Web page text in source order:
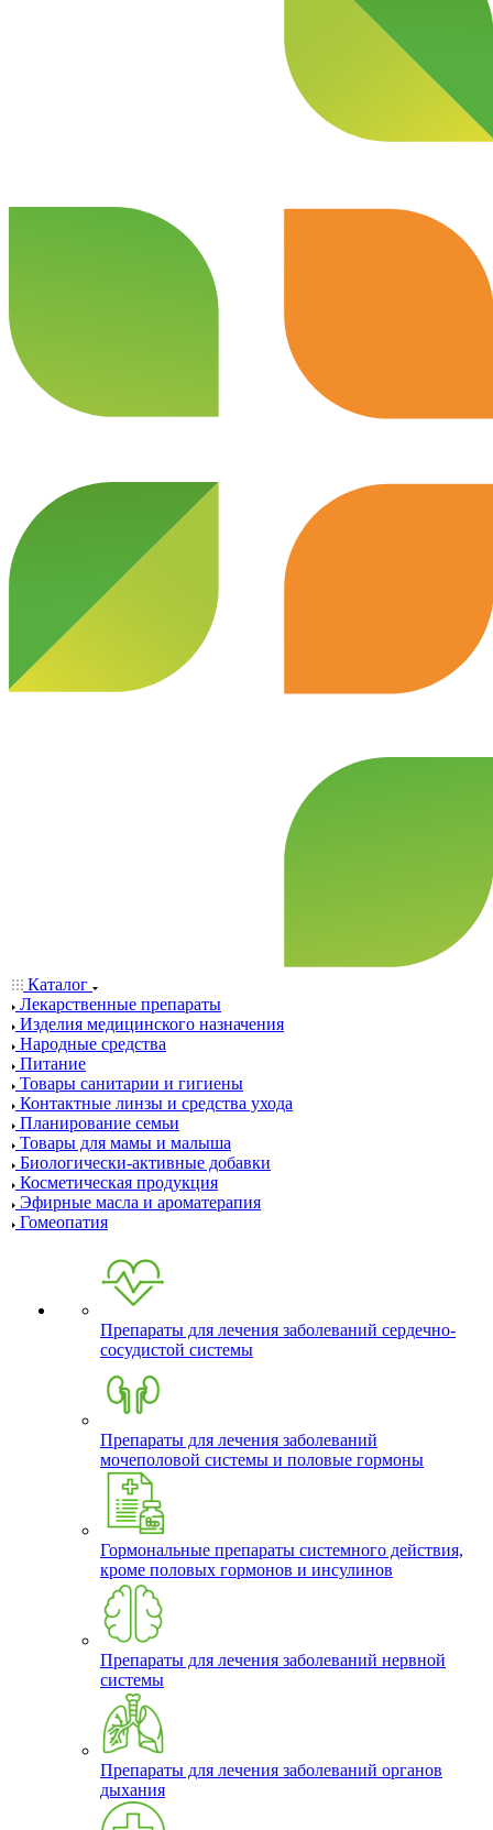
Каталог
Лекарственные препараты
Изделия медицинского назначения
Народные средства
Питание
Товары санитарии и гигиены
Контактные линзы и средства ухода
Планирование семьи
Товары для мамы и малыша
Биологически-активные добавки
Косметическая продукция
Эфирные масла и ароматерапия
Гомеопатия
Препараты для лечения заболеваний сердечно-
сосудистой системы
Препараты для лечения заболеваний
мочеполовой системы и половые гормоны
Гормональные препараты системного действия,
кроме половых гормонов и инсулинов
Препараты для лечения заболеваний нервной
системы
Препараты для лечения заболеваний органов
дыхания